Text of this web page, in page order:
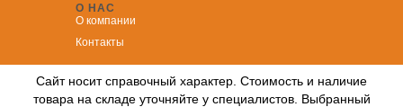
О НАС
О компании
Контакты
Сайт носит справочный характер. Стоимость и наличие
товара на складе уточняйте у специалистов. Выбранный